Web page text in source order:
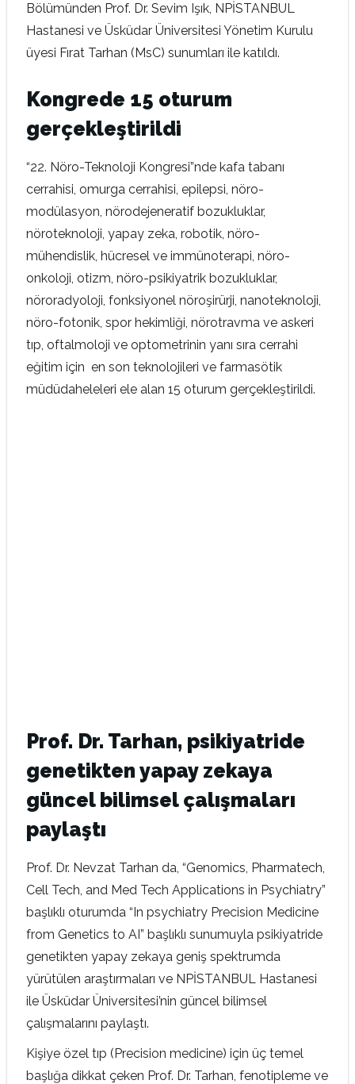
Bölümünden Prof. Dr. Sevim Işık, NPİSTANBUL
Hastanesi ve Üsküdar Üniversitesi Yönetim Kurulu
üyesi Fırat Tarhan (MsC) sunumları ile katıldı.
Kongrede 15 oturum
gerçekleştirildi
“22. Nöro-Teknoloji Kongresi”nde kafa tabanı
cerrahisi, omurga cerrahisi, epilepsi, nöro-
modülasyon, nörodejeneratif bozukluklar,
nöroteknoloji, yapay zeka, robotik, nöro-
mühendislik, hücresel ve immünoterapi, nöro-
onkoloji, otizm, nöro-psikiyatrik bozukluklar,
nöroradyoloji, fonksiyonel nöroşirürji, nanoteknoloji,
nöro-fotonik, spor hekimliği, nörotravma ve askeri
tıp, oftalmoloji ve optometrinin yanı sıra cerrahi
eğitim için en son teknolojileri ve farmasötik
müdüdaheleleri ele alan 15 oturum gerçekleştirildi.
Prof. Dr. Tarhan, psikiyatride
genetikten yapay zekaya
güncel bilimsel çalışmaları
paylaştı
Prof. Dr. Nevzat Tarhan da, “Genomics, Pharmatech,
Cell Tech, and Med Tech Applications in Psychiatry”
başlıklı oturumda “In psychiatry Precision Medicine
from Genetics to AI” başlıklı sunumuyla psikiyatride
genetikten yapay zekaya geniş spektrumda
yürütülen araştırmaları ve NPİSTANBUL Hastanesi
ile Üsküdar Üniversitesi’nin güncel bilimsel
çalışmalarını paylaştı.
Kişiye özel tıp (Precision medicine) için üç temel
başlığa dikkat çeken Prof. Dr. Tarhan, fenotipleme ve